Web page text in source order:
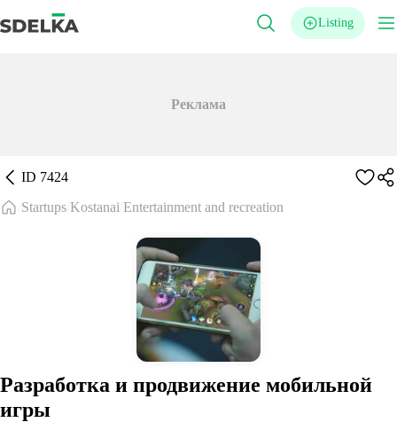
Listing
Реклама
ID 7424
Startups Kostanai Entertainment and recreation
Разработка и продвижение мобильной
игры